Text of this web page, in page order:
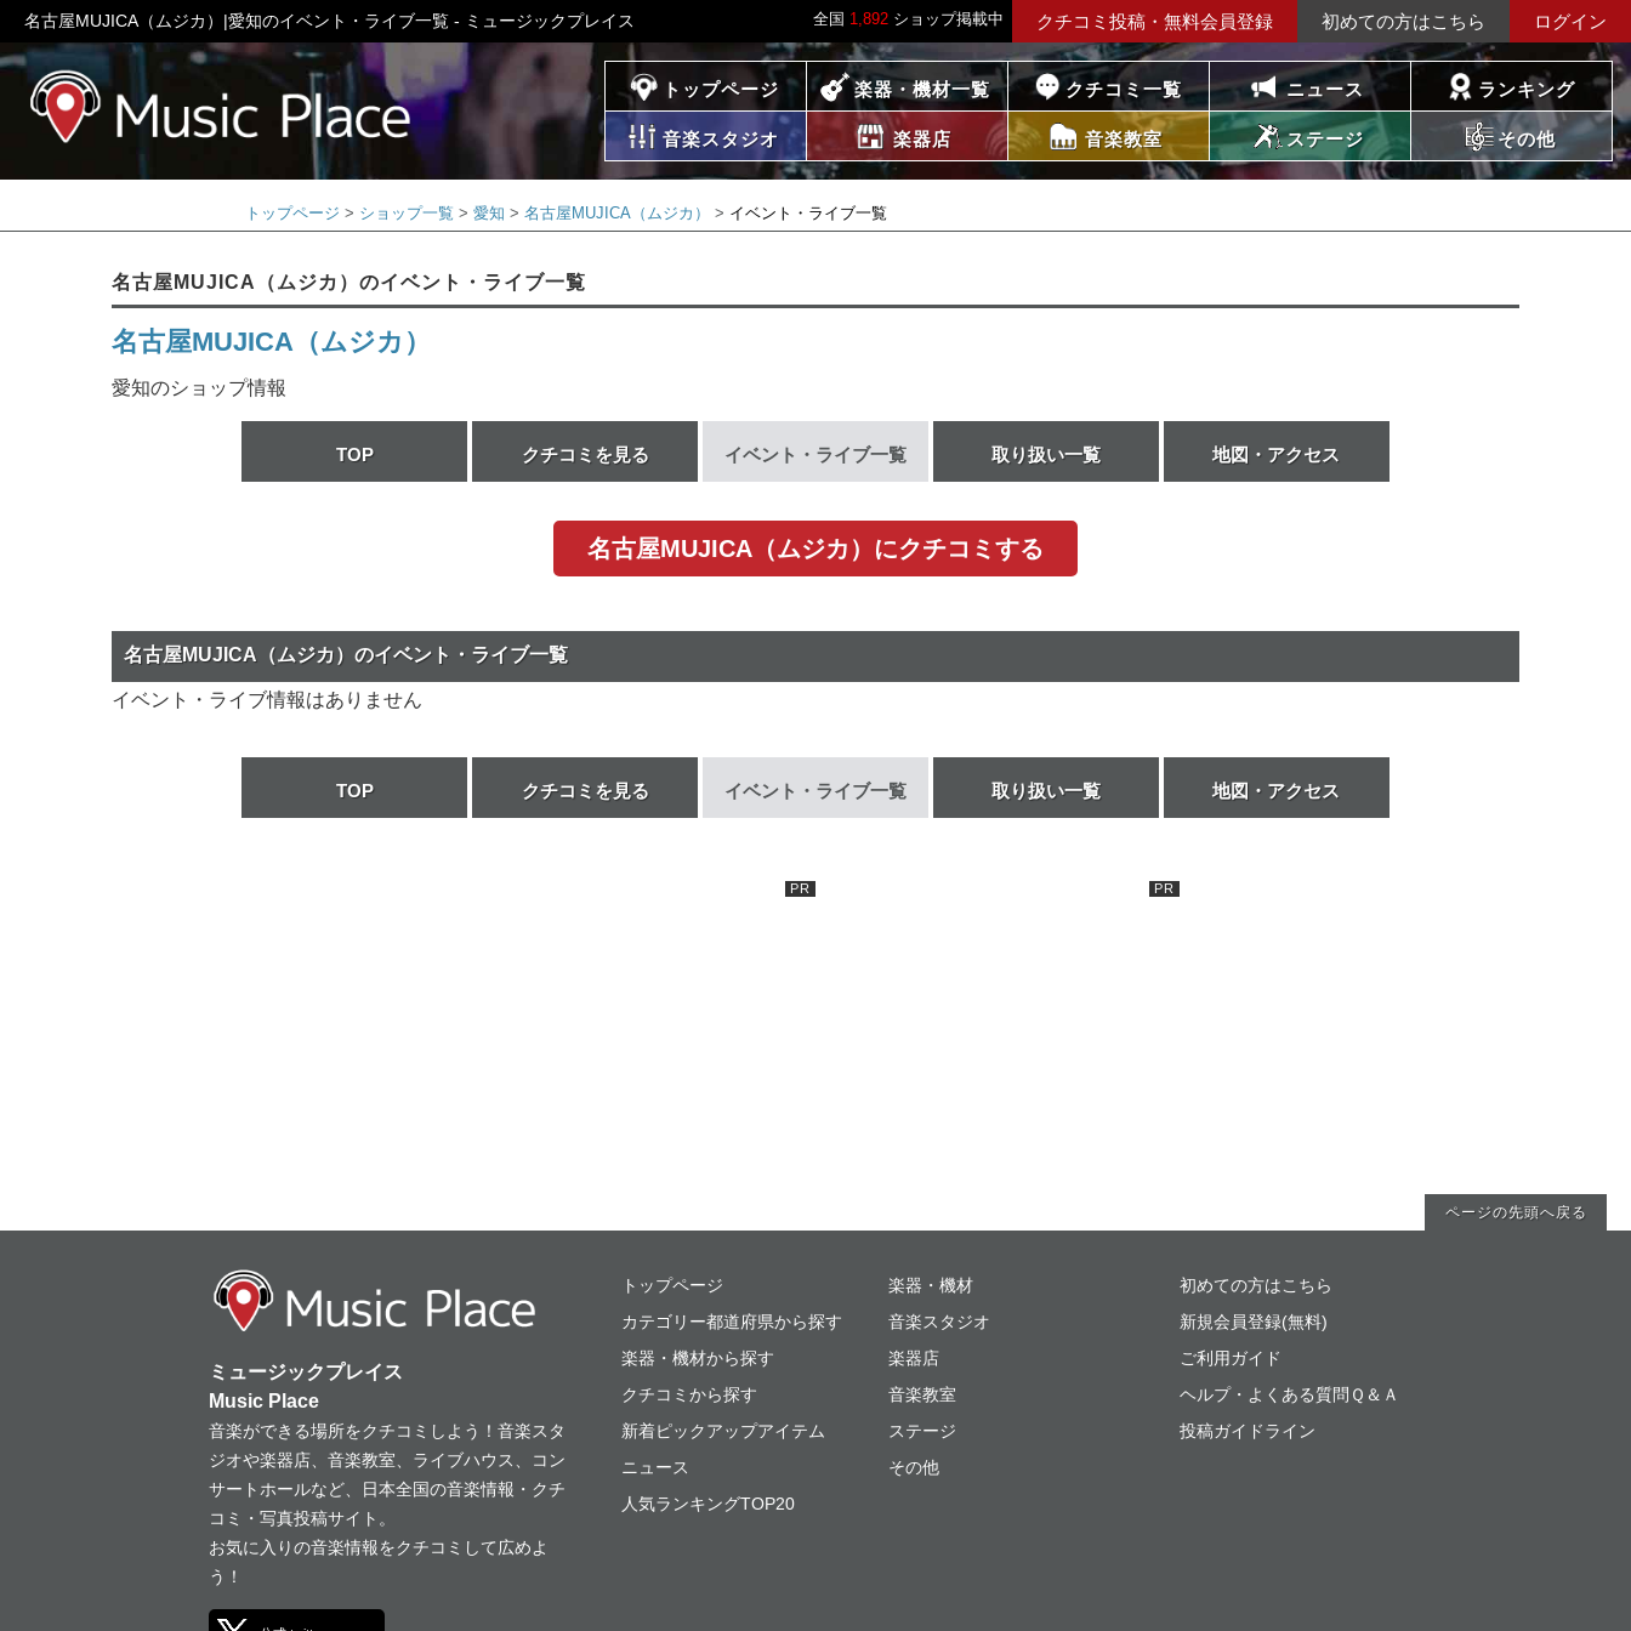
全国 1,892 ショップ掲載中 クチコミ投稿・無料会員登録 初めての方はこちら ログイン
名古屋MUJICA（ムジカ）|愛知のイベント・ライブ一覧 - ミュージックプレイス
ミュージックプレイス トップページ 楽器・機材一覧 クチコミ一覧 ニュース ランキング
音楽スタジオ 楽器店 音楽教室 ステージ その他
トップページ ショップ一覧 愛知 名古屋MUJICA（ムジカ） イベント・ライブ一覧
名古屋MUJICA（ムジカ）のイベント・ライブ一覧
名古屋MUJICA（ムジカ）
愛知のショップ情報
TOP クチコミを見る イベント・ライブ一覧 取り扱い一覧 地図・アクセス
名古屋MUJICA（ムジカ）にクチコミする
名古屋MUJICA（ムジカ）のイベント・ライブ一覧
イベント・ライブ情報はありません
TOP クチコミを見る イベント・ライブ一覧 取り扱い一覧 地図・アクセス
ページの先頭へ戻る
ミュージックプレイス
ミュージックプレイス
Music Place
音楽ができる場所をクチコミしよう！音楽スタ
ジオや楽器店、音楽教室、ライブハウス、コン
サートホールなど、日本全国の音楽情報・クチ
コミ・写真投稿サイト。
お気に入りの音楽情報をクチコミして広めよ
う！
トップページ
カテゴリー都道府県から探す
楽器・機材から探す
クチコミから探す
新着ピックアップアイテム
ニュース
人気ランキングTOP20
楽器・機材
音楽スタジオ
楽器店
音楽教室
ステージ
その他
初めての方はこちら
新規会員登録(無料)
ご利用ガイド
ヘルプ・よくある質問Ｑ＆Ａ
投稿ガイドライン